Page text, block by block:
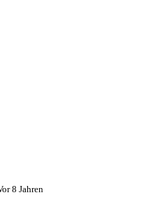
8 Jahren